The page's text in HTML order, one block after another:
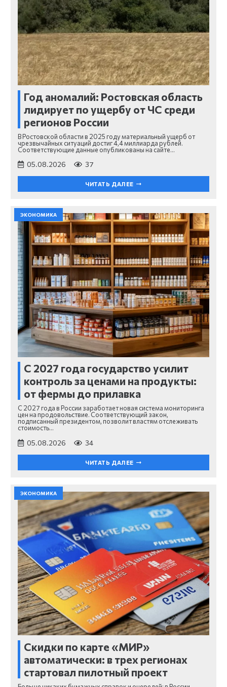
Год аномалий: Ростовская область
лидирует по ущербу от ЧС среди
регионов России
В Ростовской области в 2025 году материальный ущерб от
чрезвычайных ситуаций достиг 4,4 миллиарда рублей.
Соответствующие данные опубликованы на сайте…
05.08.2026 37
ЧИТАТЬ ДАЛЕЕ
ЭКОНОМИКА
С 2027 года государство усилит
контроль за ценами на продукты:
от фермы до прилавка
С 2027 года в России заработает новая система мониторинга
цен на продовольствие. Соответствующий закон,
подписанный президентом, позволит властям отслеживать
стоимость…
05.08.2026 34
ЧИТАТЬ ДАЛЕЕ
ЭКОНОМИКА
Скидки по карте «МИР»
автоматически: в трех регионах
стартовал пилотный проект